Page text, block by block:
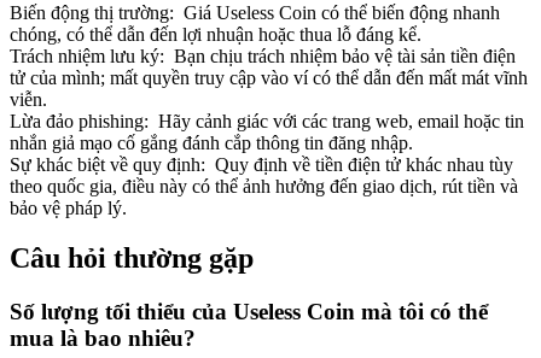
Biến động thị trường: Giá Useless Coin có thể biến động nhanh
chóng, có thể dẫn đến lợi nhuận hoặc thua lỗ đáng kể.
Trách nhiệm lưu ký: Bạn chịu trách nhiệm bảo vệ tài sản tiền điện
tử của mình; mất quyền truy cập vào ví có thể dẫn đến mất mát vĩnh
viễn.
Lừa đảo phishing: Hãy cảnh giác với các trang web, email hoặc tin
nhắn giả mạo cố gắng đánh cắp thông tin đăng nhập.
Sự khác biệt về quy định: Quy định về tiền điện tử khác nhau tùy
theo quốc gia, điều này có thể ảnh hưởng đến giao dịch, rút tiền và
bảo vệ pháp lý.
Câu hỏi thường gặp
Số lượng tối thiểu của Useless Coin mà tôi có thể
mua là bao nhiêu?